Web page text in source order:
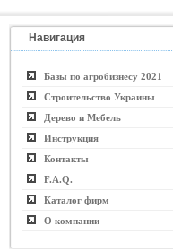
Навигация
Базы по агробизнесу 2021
Строительство Украины
Дерево и Мебель
Инструкция
Контакты
F.A.Q.
Каталог фирм
О компании